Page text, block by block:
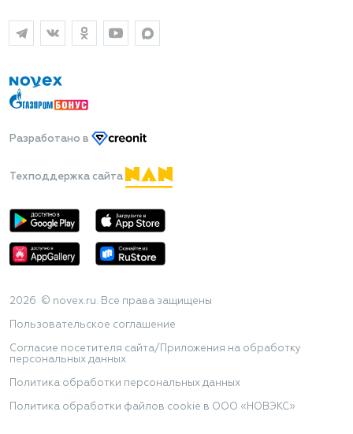
Разработано в
Техподдержка сайта
2026 © novex.ru. Все права защищены
Пользовательское соглашение
Согласие посетителя сайта/Приложения на обработку
персональных данных
Политика обработки персональных данных
Политика обработки файлов cookie в ООО «НОВЭКС»